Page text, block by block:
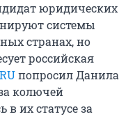
юридических
системы
странах, но
российская
попросил Данила
колючей
их статусе за